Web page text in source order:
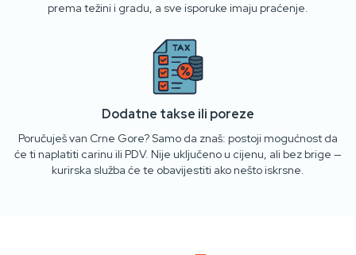
prema težini i gradu, a sve isporuke imaju praćenje.
Dodatne takse ili poreze
Poručuješ van Crne Gore? Samo da znaš: postoji mogućnost da
će ti naplatiti carinu ili PDV. Nije uključeno u cijenu, ali bez brige —
kurirska služba će te obavijestiti ako nešto iskrsne.